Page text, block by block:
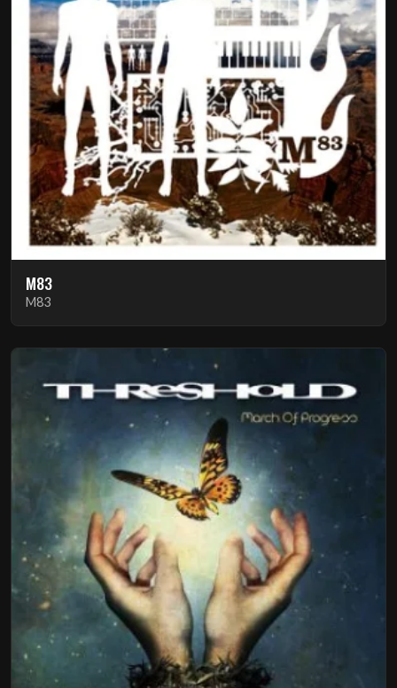
M83
M83